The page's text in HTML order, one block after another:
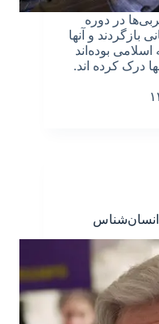
در دوره
بازگردند و آنها
بوده‌اند
درک کرده اند.
انسان‌شناس